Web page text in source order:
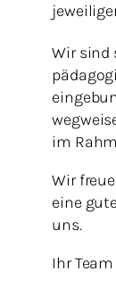
Wir sind
im
Wir
eine
uns.
Ihr